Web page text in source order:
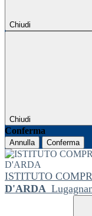
Chiudi
Chiudi
Conferma
Annulla Conferma
ISTITUTO
D'ARDA